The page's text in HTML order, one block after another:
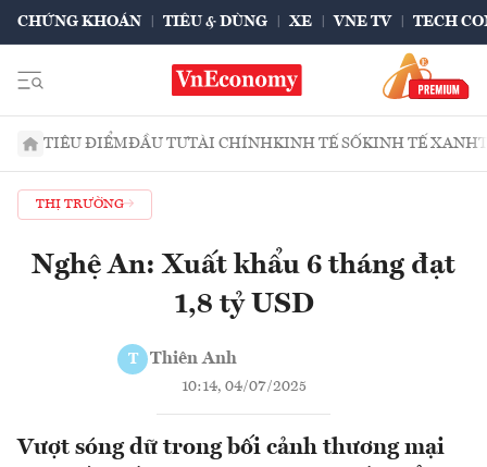
CHỨNG KHOÁN TIÊU & DÙNG XE VNE TV TECH
TIÊU ĐIỂMĐẦU TƯTÀI CHÍNHKINH TẾ SỐKINH TẾ XANH
THỊ TRƯỜNG
Nghệ An: Xuất khẩu 6 tháng đạt
1,8 tỷ USD
T Thiên Anh
10:14, 04/07/2025
Vượt sóng dữ trong bối cảnh thương mại